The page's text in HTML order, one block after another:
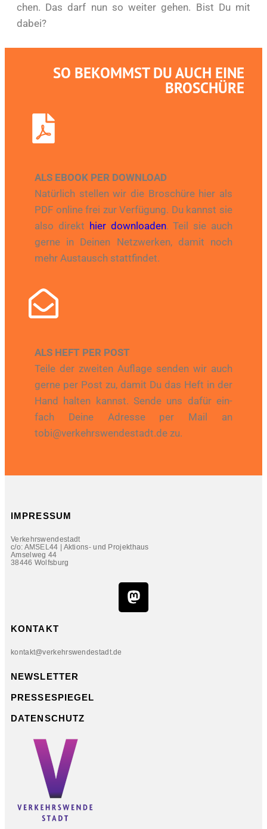
chen. Das darf nun so wei­ter gehen. Bist Du mit
dabei?
SO BEKOMMST DU AUCH EINE
BRO­SCHÜ­RE
ALS EBOOK PER DOWN­LOAD
Natür­lich stel­len wir die Bro­schü­re hier als
PDF online frei zur Ver­fü­gung. Du kannst sie
also direkt hier down­loa­den. Teil sie auch
ger­ne in Dei­nen Netz­wer­ken, damit noch
mehr Aus­tausch statt­fin­det.
ALS HEFT PER POST
Tei­le der zwei­ten Auf­la­ge sen­den wir auch
ger­ne per Post zu, damit Du das Heft in der
Hand hal­ten kannst. Sen­de uns dafür ein­
fach Dei­ne Adres­se per Mail an
tobi@verkehrswendestadt.de zu.
IMPRESSUM
Verkehrswendestadt
c/o: AMSEL44 | Aktions- und Projekthaus
Amselweg 44
38446 Wolfsburg
KONTAKT
kontakt@verkehrswendestadt.de
NEWSLETTER
PRESSESPIEGEL
DATENSCHUTZ